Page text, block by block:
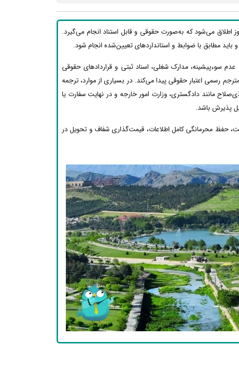
اطلاق می‌شود که به‌صورت حقوقی و قابل استناد انجام می‌گیرد.
و باید مطابق با ضوابط و استانداردهای تعیین‌شده انجام شود.
سوءپیشینه، مدارک شغلی، اسناد ثبتی و قراردادهای حقوقی
رسمی اعتبار حقوقی پیدا می‌کند. در بسیاری از موارد، ترجمه
مانند دادگستری، وزارت امور خارجه و در نهایت سفارت یا
پذیرش باشد.
حفظ محرمانگی کامل اطلاعات، قیمت‌گذاری شفاف و تحویل در